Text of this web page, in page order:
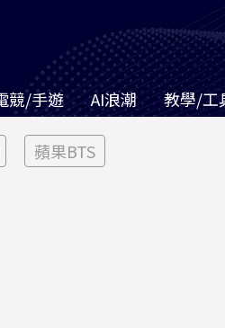
競/手遊 AI浪潮 教學/工
蘋果BTS